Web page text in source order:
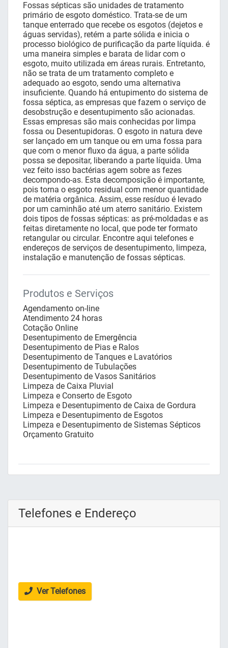
Fossas sépticas são unidades de tratamento
primário de esgoto doméstico. Trata-se de um
tanque enterrado que recebe os esgotos (dejetos e
águas servidas), retém a parte sólida e inicia o
processo biológico de purificação da parte líquida. é
uma maneira simples e barata de lidar com o
esgoto, muito utilizada em áreas rurais. Entretanto,
não se trata de um tratamento completo e
adequado ao esgoto, sendo uma alternativa
insuficiente. Quando há entupimento do sistema de
fossa séptica, as empresas que fazem o serviço de
desobstrução e desentupimento são acionadas.
Essas empresas são mais conhecidas por limpa
fossa ou Desentupidoras. O esgoto in natura deve
ser lançado em um tanque ou em uma fossa para
que com o menor fluxo da água, a parte sólida
possa se depositar, liberando a parte líquida. Uma
vez feito isso bactérias agem sobre as fezes
decompondo-as. Esta decomposição é importante,
pois torna o esgoto residual com menor quantidade
de matéria orgânica. Assim, esse resíduo é levado
por um caminhão até um aterro sanitário. Existem
dois tipos de fossas sépticas: as pré-moldadas e as
feitas diretamente no local, que pode ter formato
retangular ou circular. Encontre aqui telefones e
endereços de serviços de desentupimento, limpeza,
instalação e manutenção de fossas sépticas.
Produtos e Serviços
Agendamento on-line
Atendimento 24 horas
Cotação Online
Desentupimento de Emergência
Desentupimento de Pias e Ralos
Desentupimento de Tanques e Lavatórios
Desentupimento de Tubulações
Desentupimento de Vasos Sanitários
Limpeza de Caixa Pluvial
Limpeza e Conserto de Esgoto
Limpeza e Desentupimento de Caixa de Gordura
Limpeza e Desentupimento de Esgotos
Limpeza e Desentupimento de Sistemas Sépticos
Orçamento Gratuito
Telefones e Endereço
Ver Telefones